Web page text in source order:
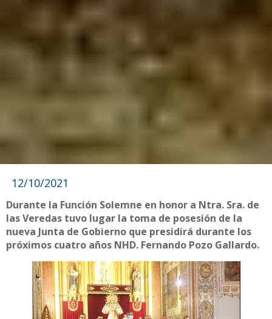
12/10/2021
Durante la Función Solemne en honor a Ntra. Sra. de
las Veredas tuvo lugar la toma de posesión de la
nueva Junta de Gobierno que presidirá durante los
próximos cuatro años NHD. Fernando Pozo Gallardo.